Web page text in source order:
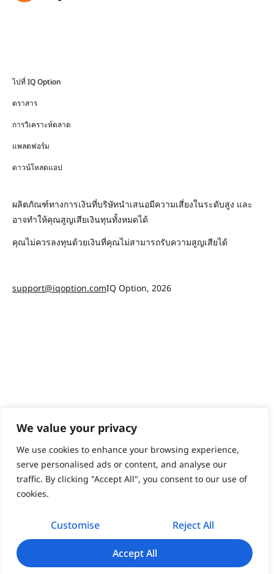
We value your privacy
We use cookies to enhance your browsing experience,
serve personalised ads or content, and analyse our
traffic. By clicking "Accept All", you consent to our use of
cookies.
Customise Reject All
Accept All
ไปที่ IQ Option
ตราสาร
การวิเคราะห์ตลาด
แพลตฟอร์ม
ดาวน์โหลดแอป
ผลิตภัณฑ์ทางการเงินที่บริษัทนำเสนอมีความเสี่ยงในระดับสูง และ
อาจทำให้คุณสูญเสียเงินทุนทั้งหมดได้
คุณไม่ควรลงทุนด้วยเงินที่คุณไม่สามารถรับความสูญเสียได้
support@iqoption.comIQ Option, 2026